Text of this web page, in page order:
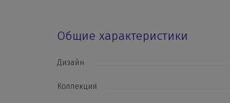
Общие характеристики
Дизайн
Коллекция